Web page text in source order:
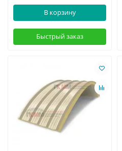
В корзину
Быстрый заказ